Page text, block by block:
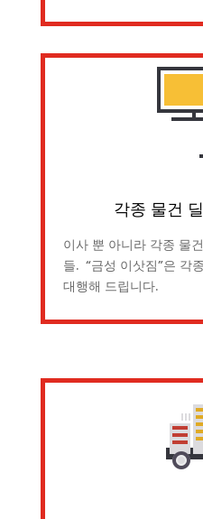
각종 물건
이사 뿐 아니라 각종 물
들. “금성 이삿짐”은 각
대행해 드립니다.